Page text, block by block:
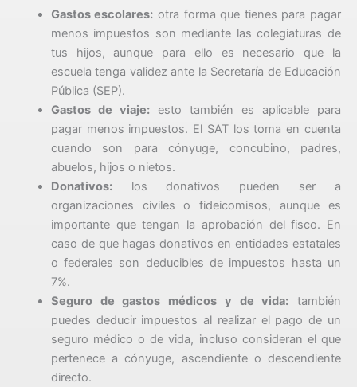
Gastos escolares: otra forma que tienes para pagar
menos impuestos son mediante las colegiaturas de
tus hijos, aunque para ello es necesario que la
escuela tenga validez ante la Secretaría de Educación
Pública (SEP).
Gastos de viaje:esto también es aplicable para
pagar menos impuestos. El SAT los toma en cuenta
cuando son para cónyuge, concubino, padres,
abuelos, hijos o nietos.
Donativos:los donativos pueden ser a
organizaciones civiles o fideicomisos, aunque es
importante que tengan la aprobación del fisco. En
caso de que hagas donativos en entidades estatales
o federales son deducibles de impuestos hasta un
7%.
Seguro de gastos médicos y de vida: también
puedes deducir impuestos al realizar el pago de un
seguro médico o de vida, incluso consideran el que
pertenece a cónyuge, ascendiente o descendiente
directo.